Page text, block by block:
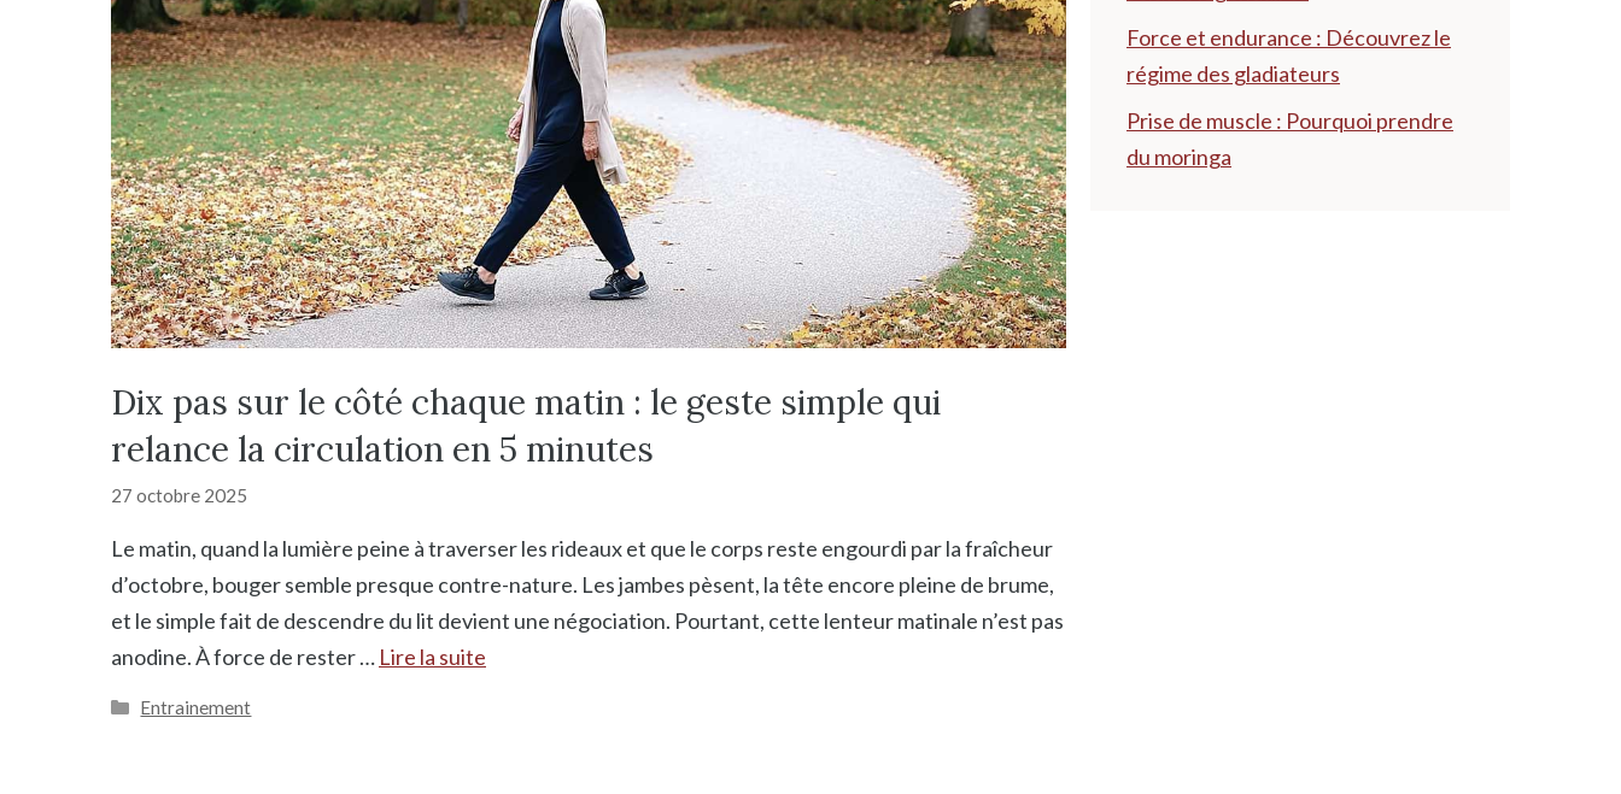
Dix pas sur le côté chaque matin : le geste simple qui
relance la circulation en 5 minutes
27 octobre 2025
Le matin, quand la lumière peine à traverser les rideaux et que le corps reste engourdi par la fraîcheur
d’octobre, bouger semble presque contre-nature. Les jambes pèsent, la tête encore pleine de brume,
et le simple fait de descendre du lit devient une négociation. Pourtant, cette lenteur matinale n’est pas
anodine. À force de rester … Lire la suite
Catégories
Entrainement
Force et endurance : Découvrez le
régime des gladiateurs
Prise de muscle : Pourquoi prendre
du moringa